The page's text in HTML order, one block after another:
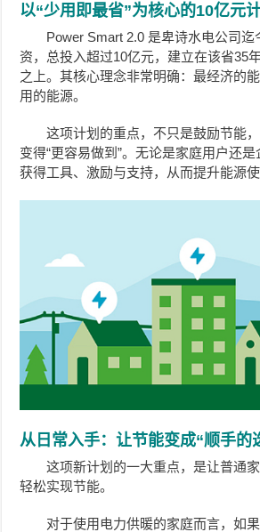
以“少用即最省”为核心的10亿元
Power Smart 2.0 是卑诗水电公司
资，总投入超过10亿元，建立在该省35
之上。其核心理念非常明确：最经济的
用的能源。
这项计划的重点，不只是鼓励节能
变得“更容易做到”。无论是家庭用户还
获得工具、激励与支持，从而提升能源使
从日常入手：让节能变成“顺手的
这项新计划的一大重点，是让普通
轻松实现节能。
对于使用电力供暖的家庭而言，如